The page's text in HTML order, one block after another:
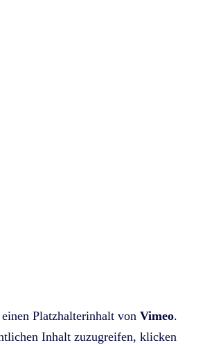
einen Platzhalterinhalt von Vimeo.
Inhalt zuzugreifen, klicken